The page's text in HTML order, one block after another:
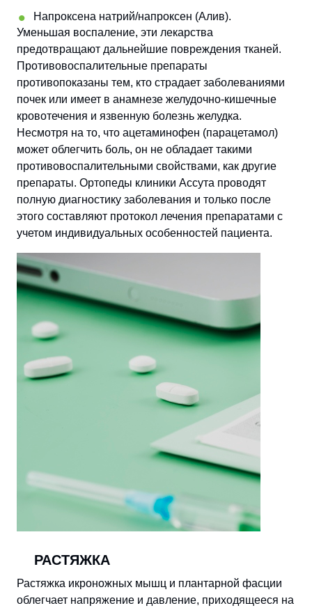
Напроксена натрий/напроксен (Алив).
Уменьшая воспаление, эти лекарства
предотвращают дальнейшие повреждения тканей.
Противовоспалительные препараты
противопоказаны тем, кто страдает заболеваниями
почек или имеет в анамнезе желудочно-кишечные
кровотечения и язвенную болезнь желудка.
Несмотря на то, что ацетаминофен (парацетамол)
может облегчить боль, он не обладает такими
противовоспалительными свойствами, как другие
препараты. Ортопеды клиники Ассута проводят
полную диагностику заболевания и только после
этого составляют протокол лечения препаратами с
учетом индивидуальных особенностей пациента.
РАСТЯЖКА
Растяжка икроножных мышц и плантарной фасции
облегчает напряжение и давление, приходящееся на